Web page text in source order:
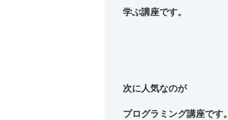
学ぶ講座です。
次に人気なのが
プログラミング講座です。